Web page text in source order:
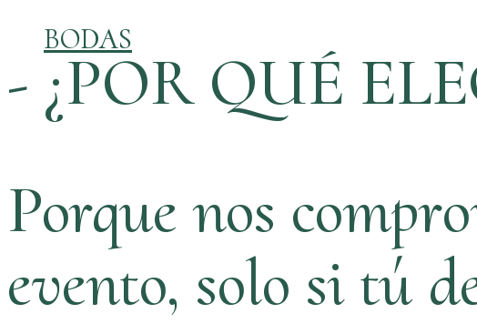
BODAS
- ¿POR QUÉ
Porque nos
evento, solo si tú